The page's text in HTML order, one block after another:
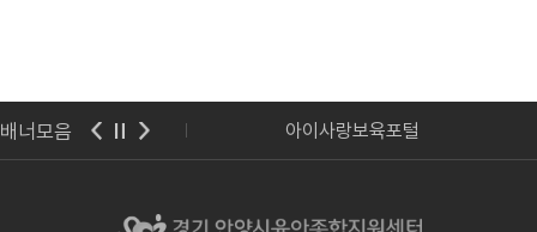
배너모음
교육청 아이사랑보육포털